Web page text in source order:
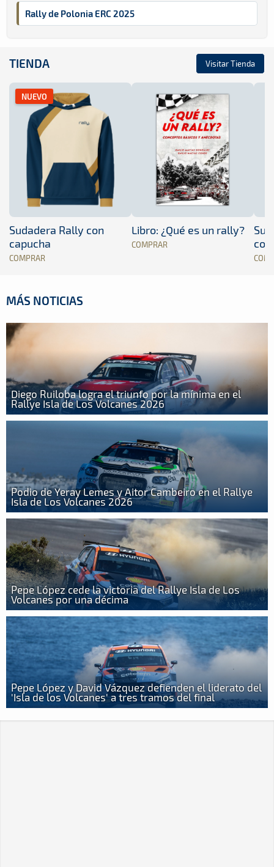
Rally de Polonia ERC 2025
TIENDA Visitar Tienda
NUEVO
Sudadera Rally con
capucha
COMPRAR
Libro: ¿Qué es un rally?
COMPRAR
MÁS NOTICIAS
Diego Ruiloba logra el triunfo por la mínima en el
Rallye Isla de Los Volcanes 2026
Podio de Yeray Lemes y Aitor Cambeiro en el Rallye
Isla de Los Volcanes 2026
Pepe López cede la victoria del Rallye Isla de Los
Volcanes por una décima
Pepe López y David Vázquez defienden el liderato del
'Isla de los Volcanes' a tres tramos del final